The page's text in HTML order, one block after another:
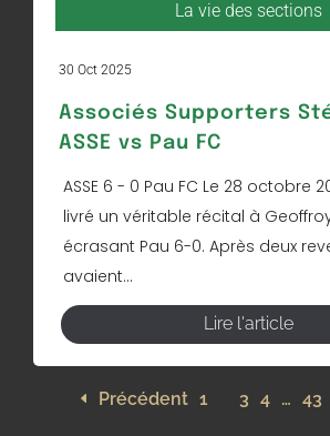
La vie des sections
30 Oct 2025
Associés Supporters
ASSE vs Pau FC
ASSE 6 - 0 Pau FC Le 28 octobre
livré un véritable récital à
écrasant Pau 6-0. Après deux
avaient...
Lire l'article
Précédent 1 3 4 … 43